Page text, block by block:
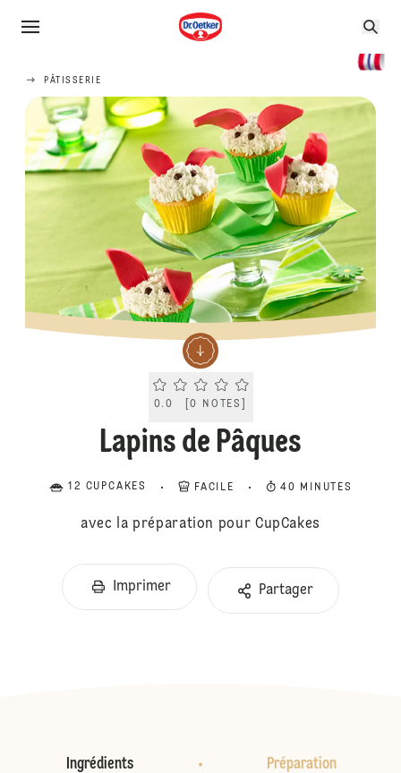
PÂTISSERIE
Current rating 0.0. Click to rate.
0.0 [0 NOTES
Lapins de Pâques
12 CUPCAKES FACILE 40 MINUTES
avec la préparation pour CupCakes
Imprimer Partager
Ingrédients Préparation